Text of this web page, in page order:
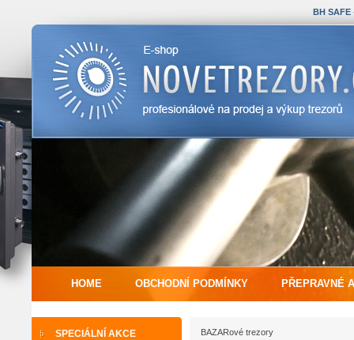
BH SAFE
HOME OBCHODNÍ PODMÍNKY PŘEPRAVNÉ
SPECIÁLNÍ AKCE BAZARové trezory